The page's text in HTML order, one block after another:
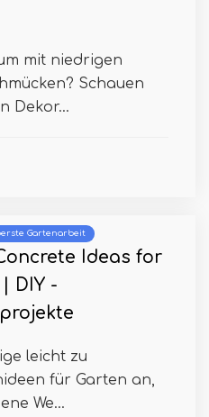
mit niedrigen
Schauen
Dekor...
Gartenarbeit
Ideas for
DIY -
leicht zu
für Garten an,
We...